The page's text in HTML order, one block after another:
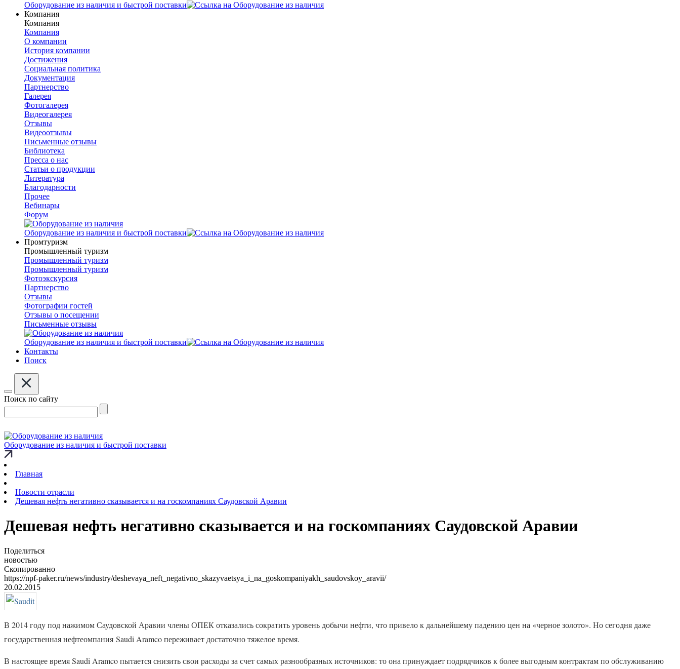
Оборудование из наличия и быстрой поставки
Компания
Компания
Компания
О компании
История компании
Достижения
Социальная политика
Документация
Партнерство
Галерея
Фотогалерея
Видеогалерея
Отзывы
Видеоотзывы
Письменные отзывы
Библиотека
Пресса о нас
Статьи о продукции
Литература
Благодарности
Прочее
Вебинары
Форум
Оборудование из наличия и быстрой поставки
Промтуризм
Промышленный туризм
Промышленный туризм
Промышленный туризм
Фотоэкскурсия
Партнерство
Отзывы
Фотографии гостей
Отзывы о посещении
Письменные отзывы
Оборудование из наличия и быстрой поставки
Контакты
Поиск
Поиск по сайту
Оборудование из наличия и быстрой поставки
Главная
Новости отрасли
Дешевая нефть негативно сказывается и на госкомпаниях Саудовской Аравии
Дешевая нефть негативно сказывается и на госкомпаниях Саудовской Аравии
Поделиться
новостью
Скопированно
https://npf-paker.ru/news/industry/deshevaya_neft_negativno_skazyvaetsya_i_na_goskompaniyakh_saudovskoy_aravii/
20.02.2015
В 2014 году под нажимом Саудовской Аравии члены ОПЕК отказались сократить уровень добычи нефти, что привело к дальнейшему падению цен на «черное золото». Но сегодня даже
государственная нефтеомпания Saudi Aramco переживает достаточно тяжелое время.
В настоящее время Saudi Aramco пытается снизить свои расходы за счет самых разнообразных источников: то она принуждает подрядчиков к более выгодным контрактам по обслуживанию